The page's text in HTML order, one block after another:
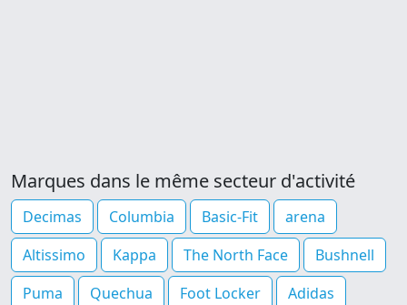
Marques dans le même secteur d'activité
Decimas Columbia Basic-Fit
arena
Altissimo
Kappa The North Face
Bushnell
Puma
Quechua Foot Locker
Adidas